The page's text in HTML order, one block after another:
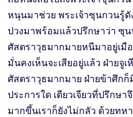
หนุนมาช่วย พระเจ้าซุนกวนรู้
ปวงมาพร้อมแล้วปรึกษาว่า ซุ
ศัสตราวุธมากมายหนีมาอยู่เมื
มั่นคงเห็นจะเสียอยู่แล้ว ฝ่ายจู
ศัสตราวุธมากมาย ฝ่ายข้าศึก
ประการใด เตียวเจียวที่ปรึกษา
มากขึ้นเราก็ยังไม่กลัว ด้วยทห